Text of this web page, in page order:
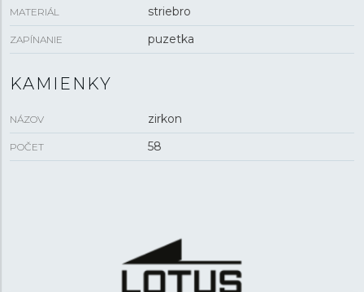
MATERIÁL striebro
ZAPÍNANIE puzetka
KAMIENKY
NÁZOV zirkon
POČET 58